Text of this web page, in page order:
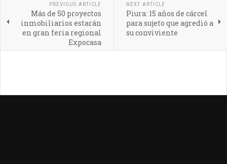
PREVIOUS ARTICLE
Más de 50 proyectos
inmobiliarios estarán
en gran feria regional
Expocasa
NEXT ARTICLE
Piura: 15 años de cárcel
para sujeto que agredió a
su conviviente